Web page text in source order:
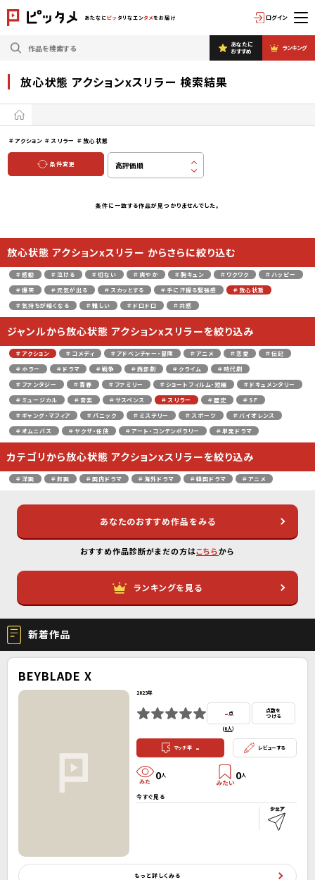
あたなに ピッ タリなエンタメをお届け ログイン
あなたに
おすすめ
ランキング
放心状態 アクションxスリラー 検索結果
＃アクション ＃スリラー ＃放心状態
条件変更
条件に一致する作品が見つかりませんでした。
放心状態 アクションxスリラー からさらに絞り込む
＃感動 ＃泣ける ＃切ない ＃爽やか ＃胸キュン ＃ワクワク
＃ハッピー
＃爆笑
＃元気が出る ＃スカッとする ＃手に汗握る緊張感
＃放心状態
＃気持ちが暗くなる
＃難しい ＃ドロドロ ＃共感
ジャンルから放心状態 アクションxスリラーを絞り込み
＃アクション ＃コメディ ＃アドベンチャー・冒険 ＃アニメ ＃恋愛
＃伝記
＃ホラー
＃ドラマ ＃戦争 ＃西部劇 ＃クライム
＃時代劇
＃ファンタジー
＃青春 ＃ファミリー ＃ショートフィルム・短編
＃ドキュメンタリー
＃ミュージカル
＃音楽 ＃サスペンス ＃スリラー ＃歴史
＃SF
＃ギャング・マフィア
＃パニック ＃ミステリー ＃スポーツ
＃バイオレンス
＃オムニバス
＃ヤクザ・任侠 ＃アート・コンテンポラリー ＃単発ドラマ
カテゴリから放心状態 アクションxスリラーを絞り込み
＃洋画 ＃邦画 ＃国内ドラマ ＃海外ドラマ ＃韓国ドラマ ＃アニメ
あなたのおすすめ作品をみる
おすすめ作品診断がまだの方はこちらから
ランキングを見る
新着作品
BEYBLADE X
2023年
-点
(0人）
点数を
つける
マッチ率 - レビューする
0人 0人
今すぐ見る
もっと詳しくみる